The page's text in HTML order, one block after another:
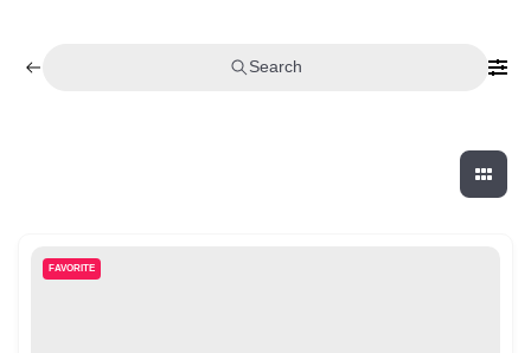
Search
FAVORITE